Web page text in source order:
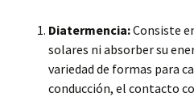
Diatermencia:Consiste
solares ni absorber su
variedad de formas para
conducción, el contacto